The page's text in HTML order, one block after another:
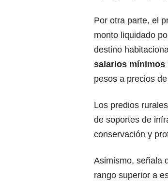
Por otra parte, el
monto liquidado
destino
salarios mínimos
pesos a precios
Los predios
de soportes de
conservación y
Asimismo, señala
rango superior a